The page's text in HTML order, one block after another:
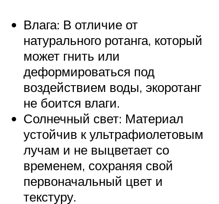
Влага: В отличие от
натурального ротанга, который
может гнить или
деформироваться под
воздействием воды, экоротанг
не боится влаги.
Солнечный свет: Материал
устойчив к ультрафиолетовым
лучам и не выцветает со
временем, сохраняя свой
первоначальный цвет и
текстуру.